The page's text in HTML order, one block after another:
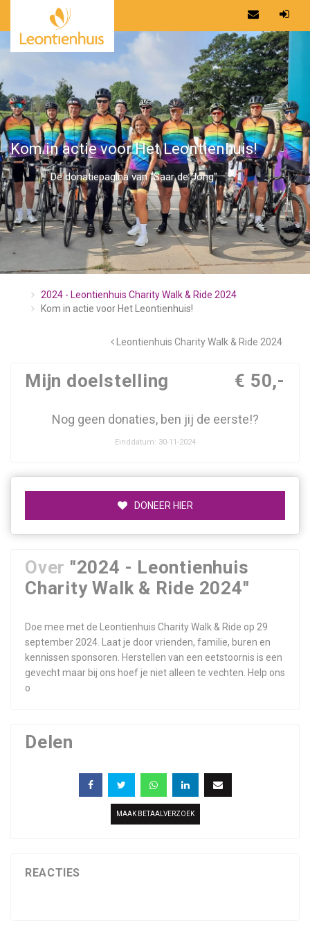
Kom in actie voor Het Leontienhuis!
De donatiepagina van "Saar de Jong"
2024 - Leontienhuis Charity Walk & Ride 2024
Kom in actie voor Het Leontienhuis!
Leontienhuis Charity Walk & Ride 2024
Mijn doelstelling € 50,-
Nog geen donaties, ben jij de eerste!?
Einddatum: 30-11-2024
DONEER HIER
Over "2024 - Leontienhuis
Charity Walk & Ride 2024"
Doe mee met de Leontienhuis Charity Walk & Ride op 29
september 2024. Laat je door vrienden, familie, buren en
kennissen sponsoren. Herstellen van een eetstoornis is een
gevecht maar bij ons hoef je niet alleen te vechten. Help ons
o
Delen
MAAK BETAALVERZOEK
REACTIES